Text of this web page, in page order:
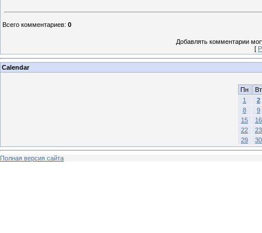
Всего комментариев: 0
Добавлять комментарии
[
Calendar
Пн
Вт
1
2
8
9
15
16
22
23
29
30
Полная версия сайта